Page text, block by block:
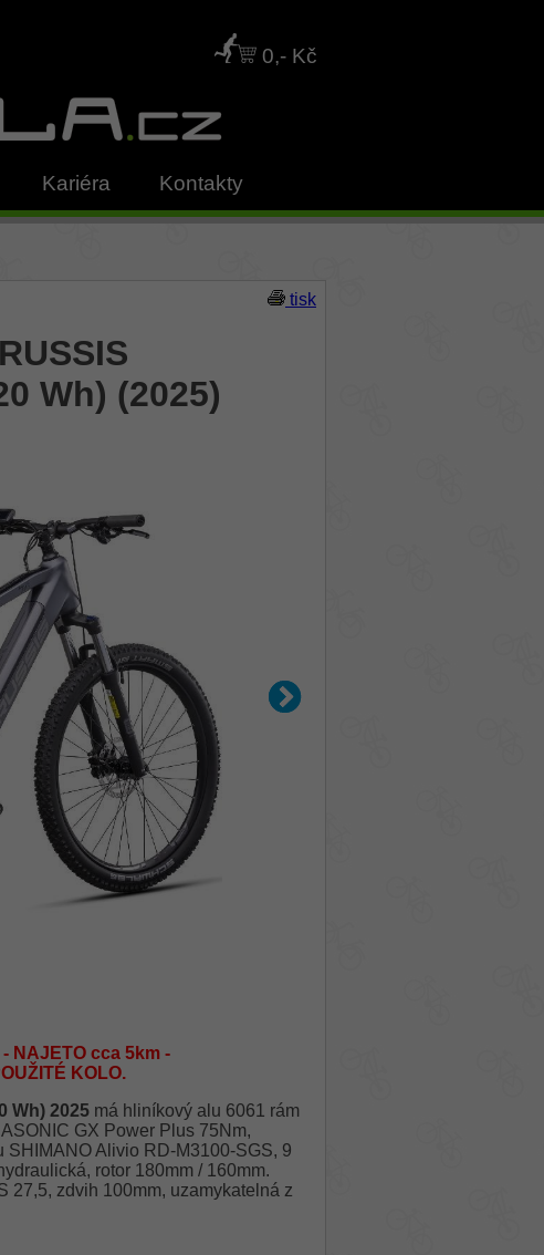
0,- Kč
Kariéra Kontakty
tisk
Wh) (2025)
NAJETO cca 5km -
KOLO.
Wh) 2025má hliníkový alu 6061 rám
GX Power Plus 75Nm,
SHIMANO Alivio RD-M3100-SGS, 9
rotor 180mm / 160mm.
27,5, zdvih 100mm, uzamykatelná z